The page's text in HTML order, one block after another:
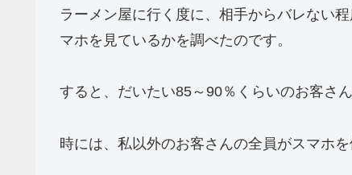
ラーメン屋に行く度に、相手からバレない
マホを見ているかを調べたのです。
すると、だいたい85～90％くらいのお客さ
時には、私以外のお客さんの全員がスマホ